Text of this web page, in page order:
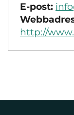
E-post:
http://